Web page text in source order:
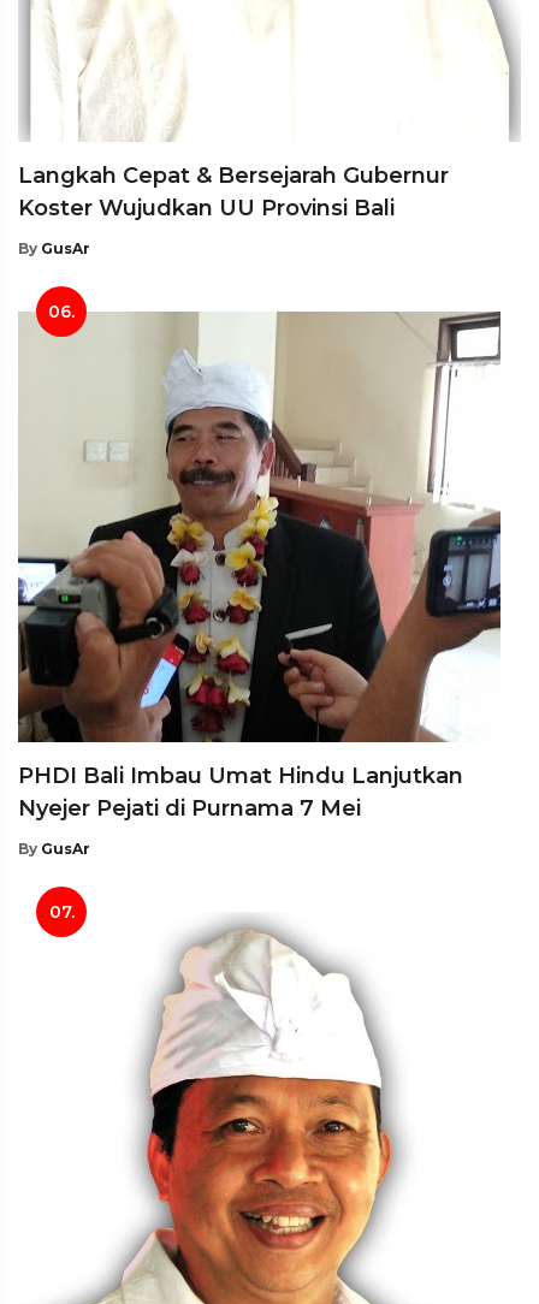
Langkah Cepat & Bersejarah Gubernur
Koster Wujudkan UU Provinsi Bali
By GusAr
06.
PHDI Bali Imbau Umat Hindu Lanjutkan
Nyejer Pejati di Purnama 7 Mei
By GusAr
07.